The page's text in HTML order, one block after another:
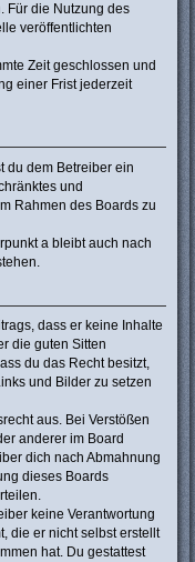
Für die Nutzung des
veröffentlichten
Zeit geschlossen und
einer Frist jederzeit
du dem Betreiber ein
und
Rahmen des Boards zu
a bleibt auch nach
dass er keine Inhalte
die guten Sitten
du das Recht besitzt,
und Bilder zu setzen
aus. Bei Verstößen
anderer im Board
dich nach Abmahnung
dieses Boards
keine Verantwortung
die er nicht selbst erstellt
hat. Du gestattest